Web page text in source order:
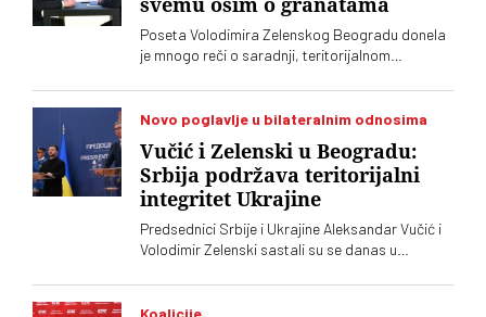
svemu osim o granatama
Poseta Volodimira Zelenskog Beogradu donela
je mnogo reči o saradnji, teritorijalnom
ostala gotovo netaknuta – srpsko oružje koje
preko posrednika stiže u Ukrajinu. Vučić i
iako je jasno da obojica znaju o čemu je reč
Novo poglavlje u bilateralnim odnosima
Vučić i Zelenski u Beogradu:
Srbija podržava teritorijalni
integritet Ukrajine
Predsednici Srbije i Ukrajine Aleksandar Vučić i
Volodimir Zelenski sastali su se danas u
odnosima, trgovini, energetici, infrastrukturi i
bezbednosti. Vučić je poručio da Srbija